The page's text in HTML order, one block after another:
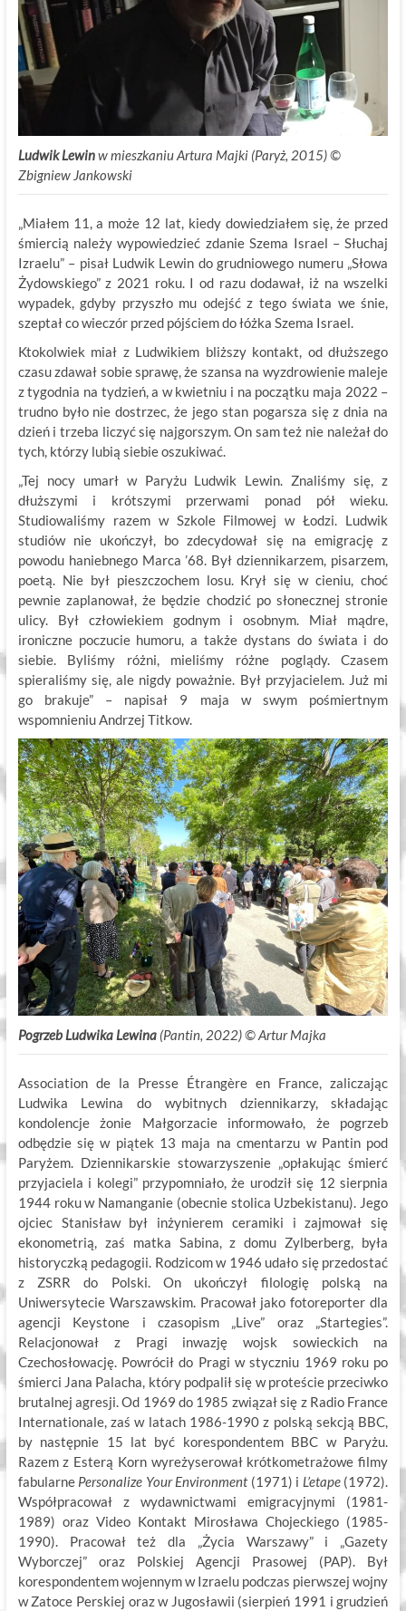
Ludwik Lewinw mieszkaniu Artura Majki (Paryż, 2015) ©
Zbigniew Jankowski
„Miałem 11, a może 12 lat, kiedy dowiedziałem się, że przed
śmiercią należy wypowiedzieć zdanie Szema Israel – Słuchaj
Izraelu” – pisał Ludwik Lewin do grudniowego numeru „Słowa
Żydowskiego” z 2021 roku. I od razu dodawał, iż na wszelki
wypadek, gdyby przyszło mu odejść z tego świata we śnie,
szeptał co wieczór przed pójściem do łóżka Szema Israel.
Ktokolwiek miał z Ludwikiem bliższy kontakt, od dłuższego
czasu zdawał sobie sprawę, że szansa na wyzdrowienie maleje
z tygodnia na tydzień, a w kwietniu i na początku maja 2022 –
trudno było nie dostrzec, że jego stan pogarsza się z dnia na
dzień i trzeba liczyć się najgorszym. On sam też nie należał do
tych, którzy lubią siebie oszukiwać.
„Tej nocy umarł w Paryżu Ludwik Lewin. Znaliśmy się, z
dłuższymi i krótszymi przerwami ponad pół wieku.
Studiowaliśmy razem w Szkole Filmowej w Łodzi. Ludwik
studiów nie ukończył, bo zdecydował się na emigrację z
powodu haniebnego Marca ’68. Był dziennikarzem, pisarzem,
poetą. Nie był pieszczochem losu. Krył się w cieniu, choć
pewnie zaplanował, że będzie chodzić po słonecznej stronie
ulicy. Był człowiekiem godnym i osobnym. Miał mądre,
ironiczne poczucie humoru, a także dystans do świata i do
siebie. Byliśmy różni, mieliśmy różne poglądy. Czasem
spieraliśmy się, ale nigdy poważnie. Był przyjacielem. Już mi
go brakuje” – napisał 9 maja w swym pośmiertnym
wspomnieniu Andrzej Titkow.
Pogrzeb Ludwika Lewina (Pantin, 2022) ©.Artur Majka
Association de la Presse Étrangère en France, zaliczając
Ludwika Lewina do wybitnych dziennikarzy, składając
kondolencje żonie Małgorzacie informowało, że pogrzeb
odbędzie się w piątek 13 maja na cmentarzu w Pantin pod
Paryżem. Dziennikarskie stowarzyszenie „opłakując śmierć
przyjaciela i kolegi” przypomniało, że urodził się 12 sierpnia
1944 roku w Namanganie (obecnie stolica Uzbekistanu). Jego
ojciec Stanisław był inżynierem ceramiki i zajmował się
ekonometrią, zaś matka Sabina, z domu Zylberberg, była
historyczką pedagogii. Rodzicom w 1946 udało się przedostać
z ZSRR do Polski. On ukończył filologię polską na
Uniwersytecie Warszawskim. Pracował jako fotoreporter dla
agencji Keystone i czasopism „Live” oraz „Startegies”.
Relacjonował z Pragi inwazję wojsk sowieckich na
Czechosłowację. Powrócił do Pragi w styczniu 1969 roku po
śmierci Jana Palacha, który podpalił się w proteście przeciwko
brutalnej agresji. Od 1969 do 1985 związał się z Radio France
Internationale, zaś w latach 1986-1990 z polską sekcją BBC,
by następnie 15 lat być korespondentem BBC w Paryżu.
Razem z Esterą Korn wyreżyserował krótkometrażowe filmy
fabularne Personalize Your Environment(1971) i L’etape(1972).
Współpracował z wydawnictwami emigracyjnymi (1981-
1989) oraz Video Kontakt Mirosława Chojeckiego (1985-
1990). Pracował też dla „Życia Warszawy” i „Gazety
Wyborczej” oraz Polskiej Agencji Prasowej (PAP). Był
korespondentem wojennym w Izraelu podczas pierwszej wojny
w Zatoce Perskiej oraz w Jugosławii (sierpień 1991 i grudzień